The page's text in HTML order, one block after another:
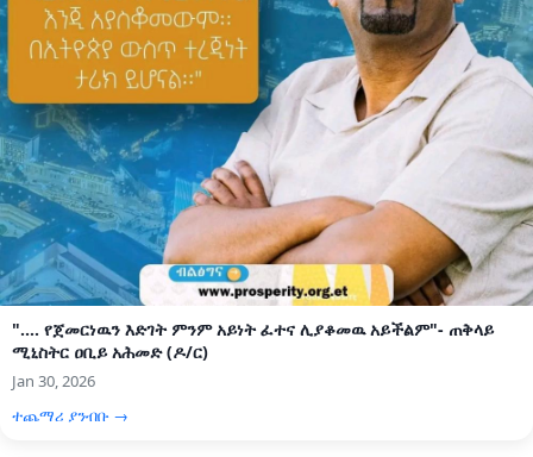
".... የጀመርነዉን እድገት ምንም አይነት ፈተና ሊያቆመዉ አይችልም"- ጠቅላይ
ሚኒስትር ዐቢይ አሕመድ (ዶ/ር)
Jan 30, 2026
ተጨማሪ ያንብቡ →